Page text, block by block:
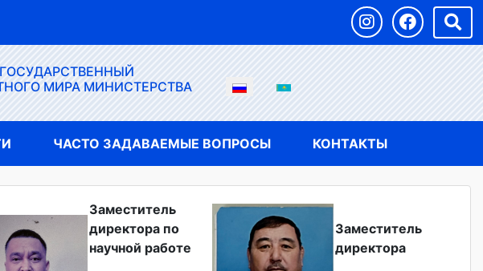
МИРА МИНИСТЕРСТВА
ЧАСТО ЗАДАВАЕМЫЕ ВОПРОСЫ КОНТАКТЫ
Заместитель
директора по
научной работе
Заместитель
директора